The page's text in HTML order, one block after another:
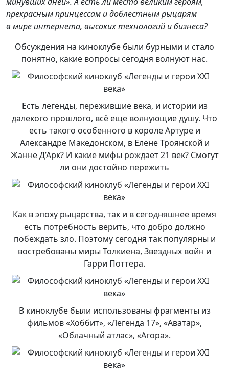
прекрасным принцессам и доблестным рыцарям
в мире интернета, высоких технологий и бизнеса?
Обсуждения на киноклубе были бурными и стало
понятно, какие вопросы сегодня волнуют нас.
Есть легенды, пережившие века, и истории из
далекого прошлого, всё еще волнующие душу. Что
есть такого особенного в короле Артуре и
Александре Македонском, в Елене Троянской и
Жанне Д’Арк? И какие мифы рождает 21 век? Смогут
ли они достойно пережить
Как в эпоху рыцарства, так и в сегодняшнее время
есть потребность верить, что добро должно
побеждать зло. Поэтому сегодня так популярны и
востребованы миры Толкиена, Звездных войн и
Гарри Поттера.
В киноклубе были использованы фрагменты из
фильмов «Хоббит», «Легенда 17», «Аватар»,
«Облачный атлас», «Агора».